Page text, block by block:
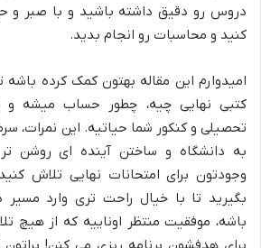
دروس رو دقیق داشته باشید و با صبر و
کنید و محاسبات رو انجام بدید.
امیدوارم این مقاله بهتون کمک کرده
کتبی نهایی چیه، چطور حساب میشه و
تحصیلی و کنکور شما حیاتیه. این نمرات،
به دانشگاه و ساختن آینده ای روشن
وجودتون برای امتحانات نهایی تلاش
بگیرید تا با خیال راحت تری وارد مسیر
باشه، موفقیت منتظر اوناییه که از هیچ